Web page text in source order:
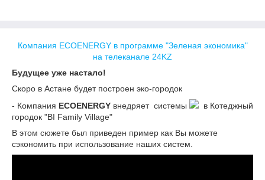
Компания ECOENERGY в программе "Зеленая экономика"
на телеканале 24KZ
Будущее уже настало!
Скоро в Астане будет построен эко-городок
- Компания ECOENERGY внедряет системы
в Котеджный
городок "BI Family Village"
В этом сюжете был приведен пример как Вы можете
сэкономить при использование наших систем.